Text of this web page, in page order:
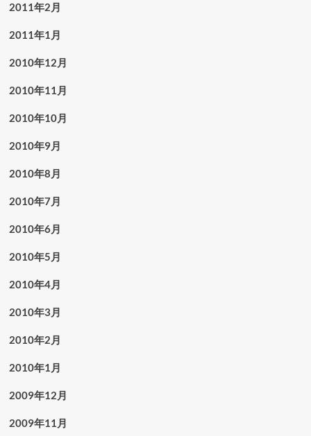
2011年2月
2011年1月
2010年12月
2010年11月
2010年10月
2010年9月
2010年8月
2010年7月
2010年6月
2010年5月
2010年4月
2010年3月
2010年2月
2010年1月
2009年12月
2009年11月